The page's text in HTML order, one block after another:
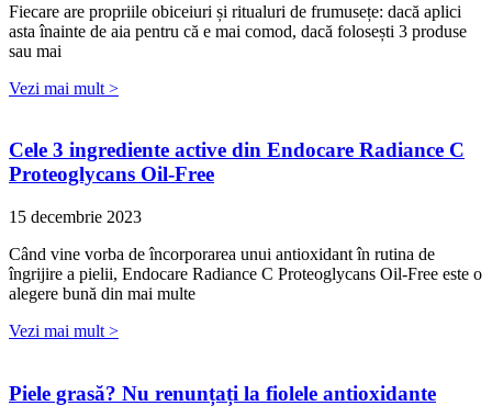
Fiecare are propriile obiceiuri și ritualuri de frumusețe: dacă aplici
asta înainte de aia pentru că e mai comod, dacă folosești 3 produse
sau mai
Vezi mai mult >
Cele 3 ingrediente active din Endocare Radiance C
Proteoglycans Oil-Free
15 decembrie 2023
Când vine vorba de încorporarea unui antioxidant în rutina de
îngrijire a pielii, Endocare Radiance C Proteoglycans Oil-Free este o
alegere bună din mai multe
Vezi mai mult >
Piele grasă? Nu renunțați la fiolele antioxidante